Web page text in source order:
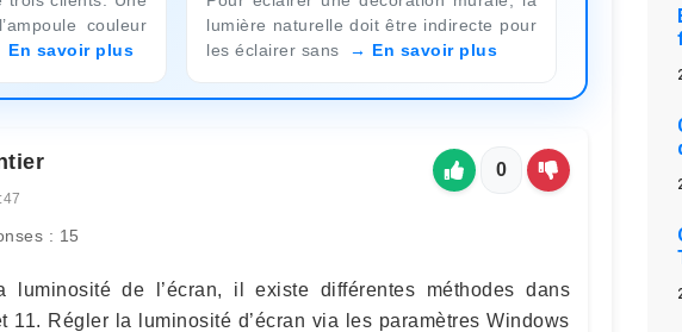
couleur
En savoir plus
lumière naturelle doit être indirecte pour
les éclairer sans
En savoir plus
: 15
0
luminosité de l’écran, il existe différentes méthodes dans
11. Régler la luminosité d’écran via les paramètres Windows